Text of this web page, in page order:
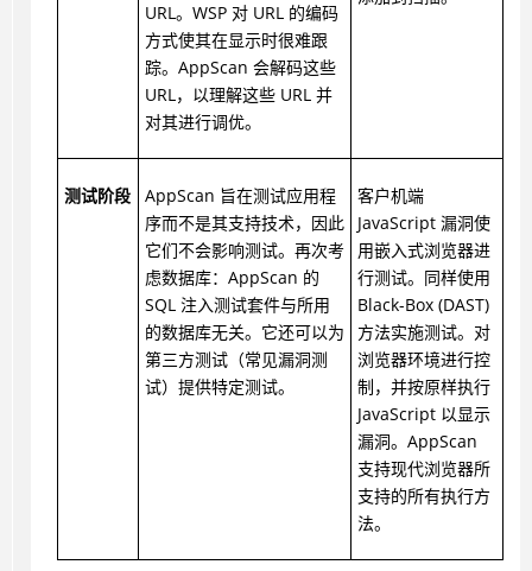
URL。WSP 对 URL 的编码
方式使其在显示时很难跟
踪。AppScan 会解码这些
URL，以理解这些 URL 并
对其进行调优。
测试阶段
AppScan 旨在测试应用程
序而不是其支持技术，因此
它们不会影响测试。再次考
虑数据库：AppScan 的
SQL 注入测试套件与所用
的数据库无关。它还可以为
第三方测试（常见漏洞测
试）提供特定测试。
客户机端
JavaScript 漏洞使
用嵌入式浏览器进
行测试。同样使用
Black-Box (DAST)
方法实施测试。对
浏览器环境进行控
制，并按原样执行
JavaScript 以显示
漏洞。AppScan
支持现代浏览器所
支持的所有执行方
法。